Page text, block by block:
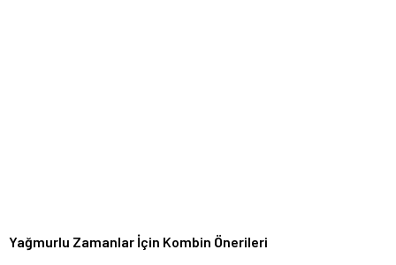
Yağmurlu Zamanlar İçin Kombin Önerileri